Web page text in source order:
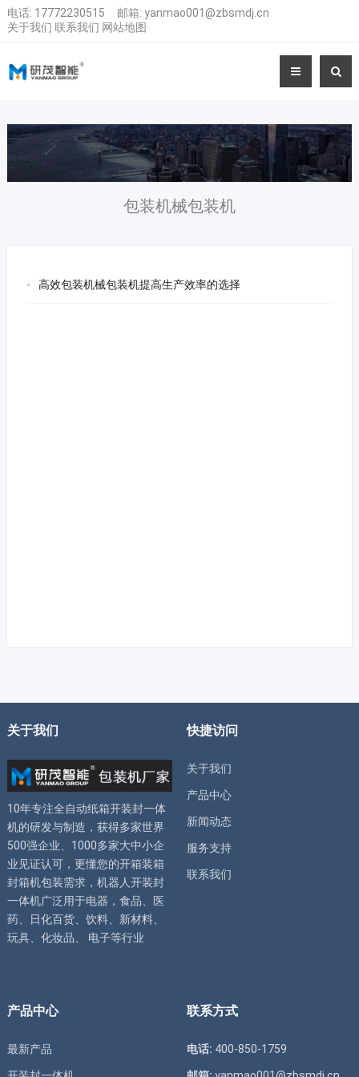
电话: 17772230515 邮箱: yanmao001@zbsmdj.cn
关于我们 联系我们 网站地图
包装机械包装机
高效包装机械包装机提高生产效率的选择
关于我们
10年专注全自动纸箱开装封一体
机的研发与制造，获得多家世界
500强企业、1000多家大中小企
业见证认可，更懂您的开箱装箱
封箱机包装需求， 机器人开装封
一体机广泛用于电器，食品、医
药、日化百货、饮料、新材料、
玩具、化妆品、 电子等行业
快捷访问
关于我们
产品中心
新闻动态
服务支持
联系我们
产品中心
最新产品
联系方式
电话: 400-850-1759